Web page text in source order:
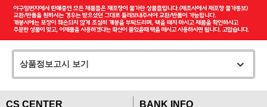
상품정보고시 보기
CS CENTER BANK INFO